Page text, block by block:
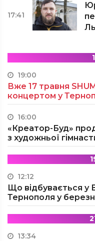
17:41
19:00
Вже 17 травня
концертом у
16:00
«Креатор-Буд»
з художньої
12:12
Що відбувається у
Тернополя у
13:34